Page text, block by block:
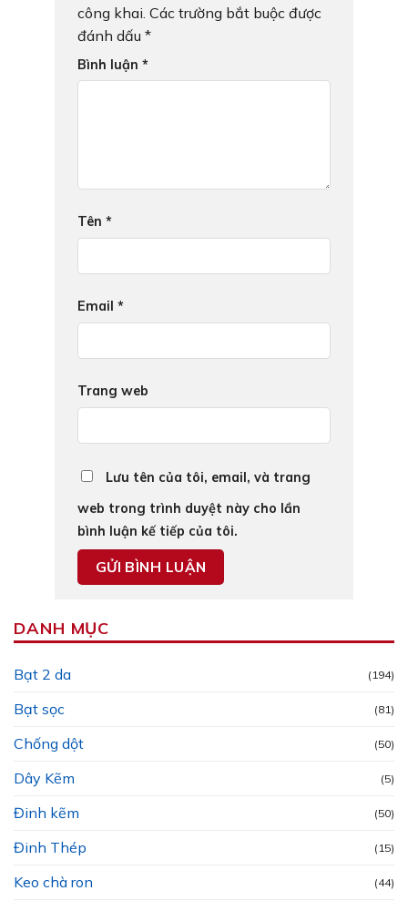
công khai. Các trường bắt buộc được
đánh dấu *
Bình luận *
Tên *
Email *
Trang web
Lưu tên của tôi, email, và trang
web trong trình duyệt này cho lần
bình luận kế tiếp của tôi.
DANH MỤC
Bạt 2 da (194)
Bạt sọc (81)
Chống dột (50)
Dây Kẽm (5)
Đinh kẽm (50)
Đinh Thép (15)
Keo chà ron (44)